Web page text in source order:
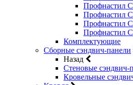
Профнастил
Профнастил
Профнастил
Профнастил
Комплектующие
Сборные сэндвич-панели
Назад
Стеновые сэндвич-
Кровельные